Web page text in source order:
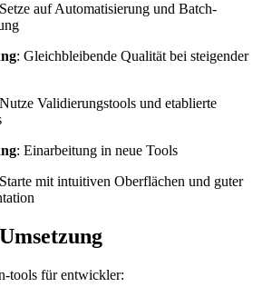
auf Automatisierung und Batch-
: Gleichbleibende Qualität bei steigender
Validierungstools und etablierte
: Einarbeitung in neue Tools
mit intuitiven Oberflächen und guter
tools für entwickler: